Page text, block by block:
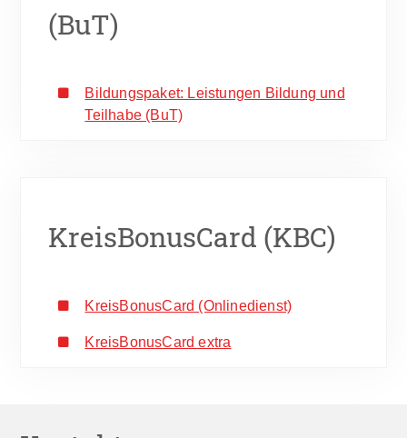
(BuT)
Bildungspaket: Leistungen Bildung und
Teilhabe (BuT)
KreisBonusCard (KBC)
KreisBonusCard (Onlinedienst)
KreisBonusCard extra